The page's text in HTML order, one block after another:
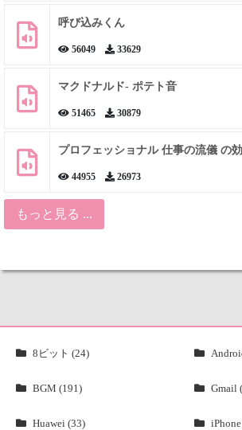
呼び込みくん
56049 33629
マクドナルド- ポテト音
51465 30879
プロフェッショナル 仕事の流儀 の
44955 26973
もっと見る ...
8ビット (24)
BGM (191) Gmail
Huawei (33)